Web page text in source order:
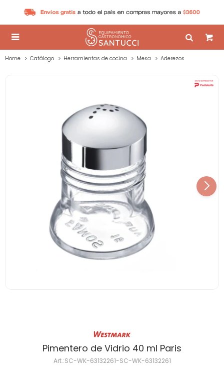

Home Catálogo Herramientas de cocina Mesa Aderezos
Pimentero de Vidrio 40 ml Paris
SC-WK-63132261-SC-WK-63132261